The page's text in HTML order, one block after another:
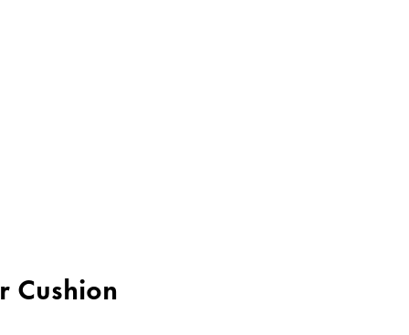
Cushion